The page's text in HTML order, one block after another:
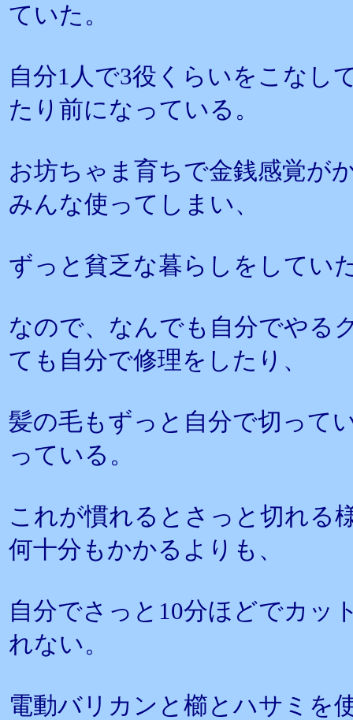
ていた。
自分1人で3役くらいをこなし
たり前になっている。
お坊ちゃま育ちで金銭感覚が
みんな使ってしまい、
ずっと貧乏な暮らしをしてい
なので、なんでも自分でやる
ても自分で修理をしたり、
髪の毛もずっと自分で切って
っている。
これが慣れるとさっと切れる
何十分もかかるよりも、
自分でさっと10分ほどでカッ
れない。
電動バリカンと櫛とハサミを